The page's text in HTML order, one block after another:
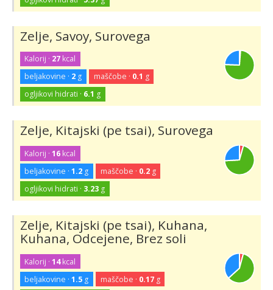
Zelje, Savoy, Surovega
Kalorij · 27 kcal
beljakovine · 2 g maščobe · 0.1 g
ogljikovi hidrati · 6.1 g
Zelje, Kitajski (pe tsai), Surovega
Kalorij ·16 kcal
beljakovine ·1.2 g maščobe · 0.2g
ogljikovi hidrati · 3.23 g
Zelje, Kitajski (pe tsai), Kuhana,
Kuhana, Odcejene, Brez soli
Kalorij ·14kcal
beljakovine ·1.5 g maščobe · 0.17g